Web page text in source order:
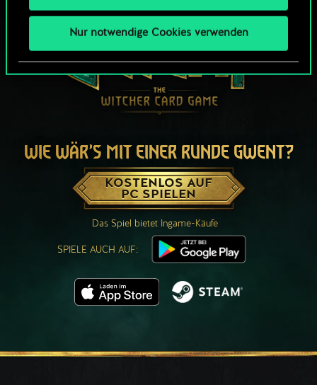
Nur notwendige Cookies verwenden
WIE WÄR’S MIT EINER RUNDE GWENT?
KOSTENLOS AUF
PC SPIELEN
Das Spiel bietet Ingame-Käufe
SPIELE AUCH AUF: